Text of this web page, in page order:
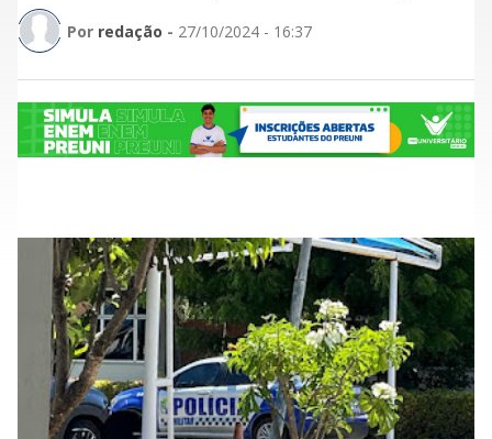
Por redação - 27/10/2024 - 16:37